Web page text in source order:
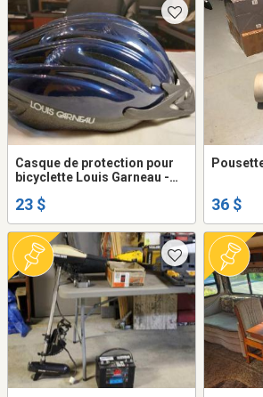
Casque de protection pour
bicyclette Louis Garneau -
23 $ 36 $